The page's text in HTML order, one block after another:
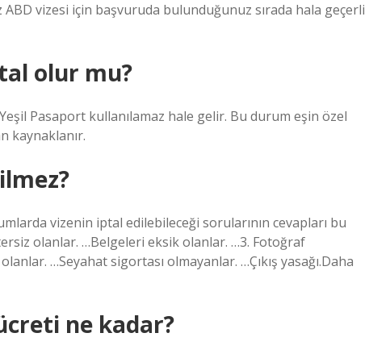
vizesi için başvuruda bulunduğunuz sırada hala geçerli
olur mu?
Pasaport kullanılamaz hale gelir. Bu durum eşin özel
kaynaklanır.
vizenin iptal edilebileceği sorularının cevapları bu
olanlar. …Belgeleri eksik olanlar. …3. Fotoğraf
…Seyahat sigortası olmayanlar. …Çıkış yasağı.Daha
ne kadar?